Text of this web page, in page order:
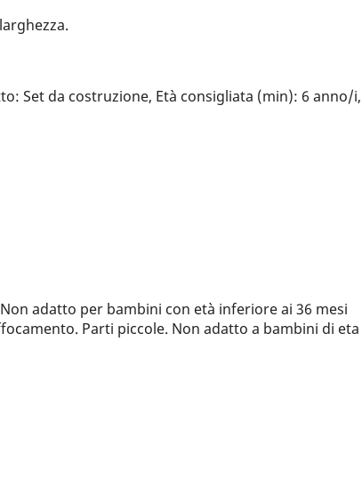
Set da costruzione, Età consigliata (min): 6 anno/
adatto per bambini con età inferiore ai 36 mesi
Parti piccole. Non adatto a bambini di